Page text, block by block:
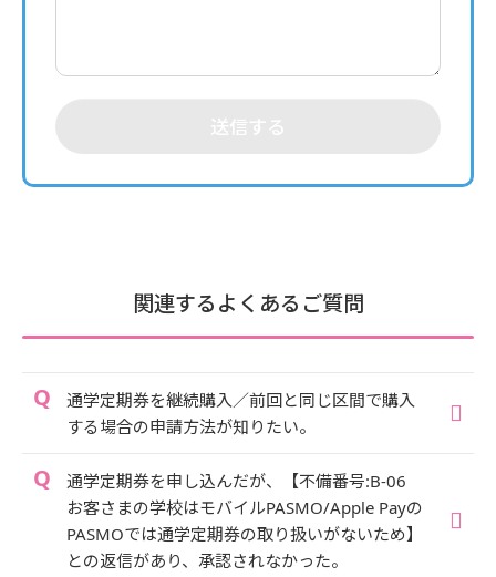
送信する
関連するよくあるご質問
通学定期券を継続購入／前回と同じ区間で購入
する場合の申請方法が知りたい。
通学定期券を申し込んだが、【不備番号:B-06
お客さまの学校はモバイルPASMO/Apple Payの
PASMOでは通学定期券の取り扱いがないため】
との返信があり、承認されなかった。